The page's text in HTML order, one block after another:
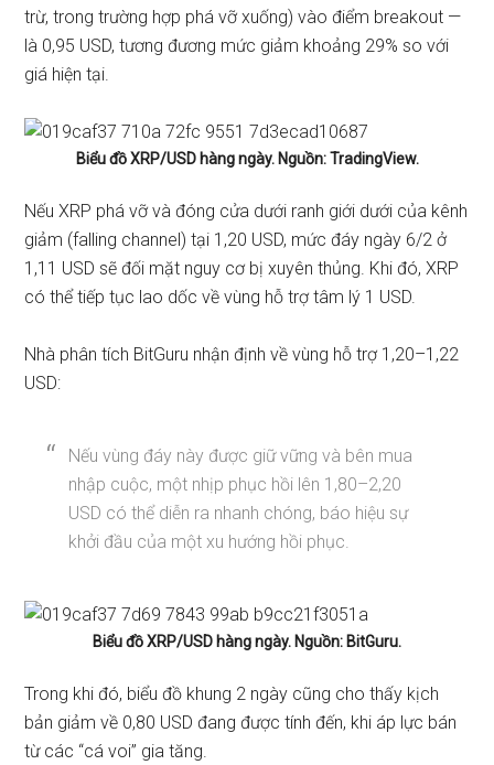
trừ, trong trường hợp phá vỡ xuống) vào điểm breakout —
là 0,95 USD, tương đương mức giảm khoảng 29% so với
giá hiện tại.
Biểu đồ XRP/USD hàng ngày. Nguồn: TradingView.
Nếu XRP phá vỡ và đóng cửa dưới ranh giới dưới của kênh
giảm (falling channel) tại 1,20 USD, mức đáy ngày 6/2 ở
1,11 USD sẽ đối mặt nguy cơ bị xuyên thủng. Khi đó, XRP
có thể tiếp tục lao dốc về vùng hỗ trợ tâm lý 1 USD.
Nhà phân tích BitGuru nhận định về vùng hỗ trợ 1,20–1,22
USD:
Nếu vùng đáy này được giữ vững và bên mua
nhập cuộc, một nhịp phục hồi lên 1,80–2,20
USD có thể diễn ra nhanh chóng, báo hiệu sự
khởi đầu của một xu hướng hồi phục.
Biểu đồ XRP/USD hàng ngày. Nguồn: BitGuru.
Trong khi đó, biểu đồ khung 2 ngày cũng cho thấy kịch
bản giảm về 0,80 USD đang được tính đến, khi áp lực bán
từ các “cá voi” gia tăng.